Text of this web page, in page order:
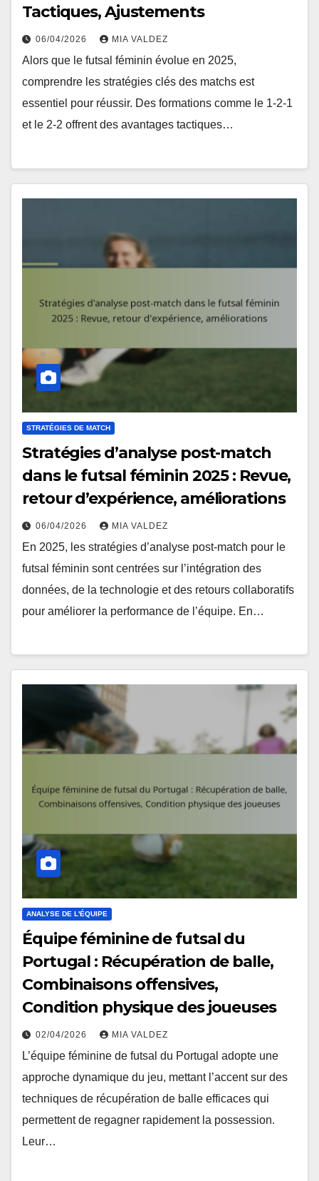
Tactiques, Ajustements
06/04/2026 MIA VALDEZ
Alors que le futsal féminin évolue en 2025,
comprendre les stratégies clés des matchs est
essentiel pour réussir. Des formations comme le 1-2-1
et le 2-2 offrent des avantages tactiques…
STRATÉGIES DE MATCH
Stratégies d’analyse post-match
dans le futsal féminin 2025 : Revue,
retour d’expérience, améliorations
06/04/2026 MIA VALDEZ
En 2025, les stratégies d’analyse post-match pour le
futsal féminin sont centrées sur l’intégration des
données, de la technologie et des retours collaboratifs
pour améliorer la performance de l’équipe. En…
ANALYSE DE L'ÉQUIPE
Équipe féminine de futsal du
Portugal : Récupération de balle,
Combinaisons offensives,
Condition physique des joueuses
02/04/2026 MIA VALDEZ
L’équipe féminine de futsal du Portugal adopte une
approche dynamique du jeu, mettant l’accent sur des
techniques de récupération de balle efficaces qui
permettent de regagner rapidement la possession.
Leur…